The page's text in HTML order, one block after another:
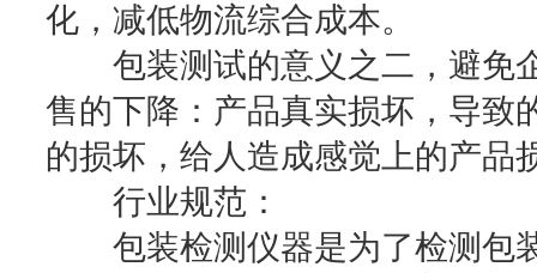
化，减低物流综合成本。
包装测试的意义之二，避免
售的下降：产品真实损坏，导致
的损坏，给人造成感觉上的产品
行业规范：
包装检测仪器是为了检测包